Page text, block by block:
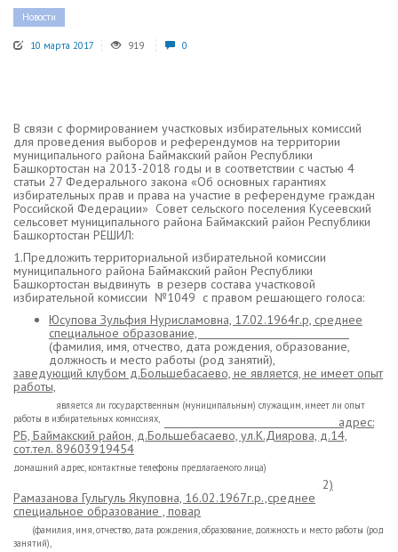
Новости
10 марта 2017 919 0
В связи с формированием участковых избирательных комиссий
для проведения выборов и референдумов на территории
муниципального района Баймакский район Республики
Башкортостан на 2013-2018 годы и в соответствии с частью 4
статьи 27 Федерального закона «Об основных гарантиях
избирательных прав и права на участие в референдуме граждан
Российской Федерации» Совет сельского поселения Кусеевский
сельсовет муниципального района Баймакский район Республики
Башкортостан РЕШИЛ:
1.Предложить территориальной избирательной комиссии
муниципального района Баймакский район Республики
Башкортостан выдвинуть в резерв состава участковой
избирательной комиссии №1049 с правом решающего голоса:
Юсупова Зульфия Нурисламовна, 17.02.1964г.р, среднее
специальное образование,
(фамилия, имя, отчество, дата рождения, образование,
должность и место работы (род занятий),
заведующий клубом д.Большебасаево, не является, не имеет опыт
работы,
является ли государственным (муниципальным) служащим, имеет ли опыт
работы в избирательных комиссиях,
адрес:
РБ, Баймакский район, д.Большебасаево, ул.К.Диярова, д.14,
сот.тел. 89603919454
домашний адрес, контактные телефоны предлагаемого лица)
2)
Рамазанова Гульгуль Якуповна, 16.02.1967г.р.,среднее
специальное образование , повар
(фамилия, имя, отчество, дата рождения, образование, должность и место работы (род
занятий),